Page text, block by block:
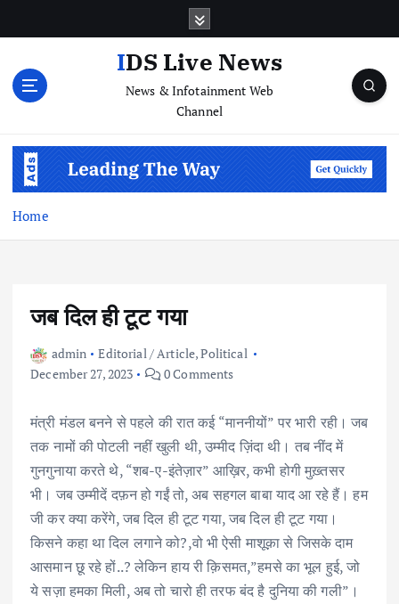
IDS Live News
News & Infotainment Web
Channel
Home
जब दिल ही टूट गया
admin Editorial / Article,Political
December 27, 2023
0 Comments
मंत्री मंडल बनने से पहले की रात कई “माननीयों” पर भारी रही। जब
तक नामों की पोटली नहीं खुली थी, उम्मीद ज़िंदा थी। तब नींद में
गुनगुनाया करते थे, “शब-ए-इंतेज़ार” आख़िर, कभी होगी मुख़्तसर
भी। जब उम्मीदें दफ़न हो गईं तो, अब सहगल बाबा याद आ रहे हैं। हम
जी कर क्या करेंगे, जब दिल ही टूट गया, जब दिल ही टूट गया।
किसने कहा था दिल लगाने को?,वो भी ऐसी माशूक़ा से जिसके दाम
आसमान छू रहे हों..? लेकिन हाय री क़िसमत,”हमसे का भूल हुई, जो
ये सज़ा हमका मिली, अब तो चारो ही तरफ बंद है दुनिया की गली”।